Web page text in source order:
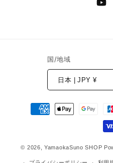
国/地域
日本 | JPY ¥
© 2026,YamaokaSuno SHOP